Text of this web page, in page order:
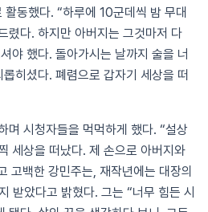
동했다. “하루에 10군데씩 밤 무대
렸다. 하지만 아버지는 그것마저 다
야 했다. 돌아가시는 날까지 술을 너
히셨다. 폐렴으로 갑자기 세상을 떠
며 시청자들을 먹먹하게 했다. “설상
세상을 떠났다. 제 손으로 아버지와
고백한 강민주는, 재작년에는 대장의
받았다고 밝혔다. 그는 “너무 힘든 시